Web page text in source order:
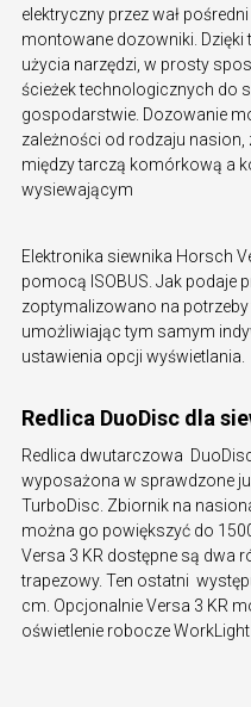
elektryczny przez wał
montowane dozowniki. Dzięki
użycia narzędzi, w prosty
ścieżek technologicznych do
gospodarstwie. Dozowanie
zależności od rodzaju
między tarczą komórkową a
wysiewającym
Elektronika siewnika Horsch
pomocą ISOBUS. Jak podaje
zoptymalizowano na
umożliwiając tym samym
ustawienia opcji wyświetlania.
Redlica DuoDisc dla
Redlica dwutarczowa
wyposażona w sprawdzone
TurboDisc. Zbiornik na
można go powiększyć do
Versa 3 KR dostępne są dwa
trapezowy. Ten ostatni
cm. Opcjonalnie Versa 3 KR
oświetlenie robocze WorkLight